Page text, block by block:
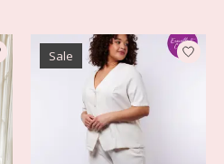
Sale